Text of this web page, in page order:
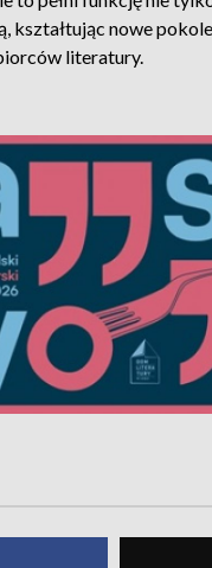
kształtując nowe
literatury.